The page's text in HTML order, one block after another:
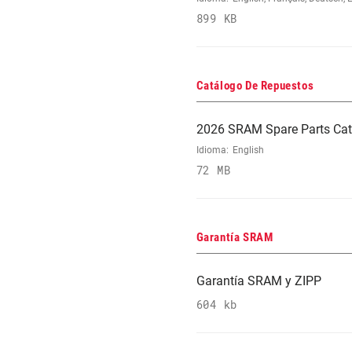
899 KB
Catálogo De Repuestos
2026 SRAM Spare Parts
Idioma: English
72 MB
Garantía SRAM
Garantía SRAM y ZIPP
604 kb